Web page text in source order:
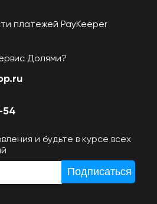
платежей PayKeeper
Долями?
54
и будьте в курсе всех